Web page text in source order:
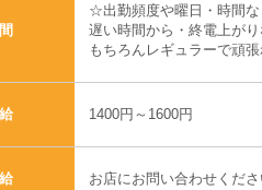
☆出勤頻度や曜日・時間
遅い時間から・終電上が
もちろんレギュラーで頑
1400円～1600円
お店にお問い合わせくだ